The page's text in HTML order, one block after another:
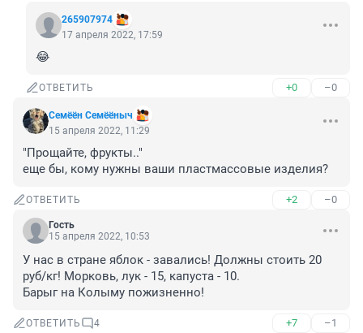
265907974
17 апреля 2022, 17:59
😂
ОТВЕТИТЬ +0 –0
Семёён Семёёныч
15 апреля 2022, 11:29
"Прощайте, фрукты.."
еще бы, кому нужны ваши пластмассовые изделия?
ОТВЕТИТЬ +2 –0
Гость
15 апреля 2022, 10:53
У нас в стране яблок - завались! Должны стоить 20
руб/кг! Морковь, лук - 15, капуста - 10.
Барыг на Колыму пожизненно!
ОТВЕТИТЬ 4 +7 –1